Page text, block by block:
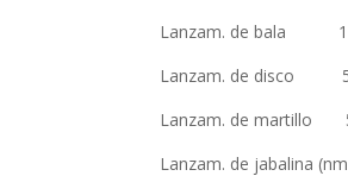
Lanzam. de
Lanzam. de
Lanzam. de
Lanzam. de